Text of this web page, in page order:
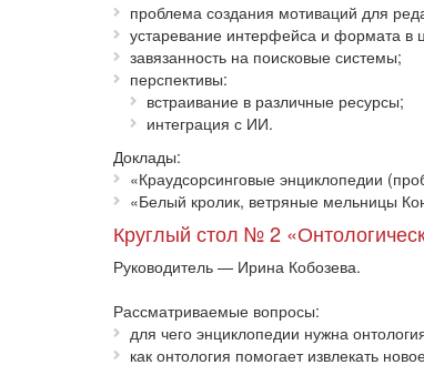
проблема создания мотиваций для
устаревание интерфейса и формата в
завязанность на поисковые системы;
перспективы:
встраивание в различные ресурсы;
интеграция с ИИ.
Доклады:
«Краудсорсинговые энциклопедии
«Белый кролик, ветряные мельницы
Круглый стол № 2
Руководитель — Ирина Кобозева.
Рассматриваемые вопросы:
для чего энциклопедии нужна
как онтология помогает извлекать